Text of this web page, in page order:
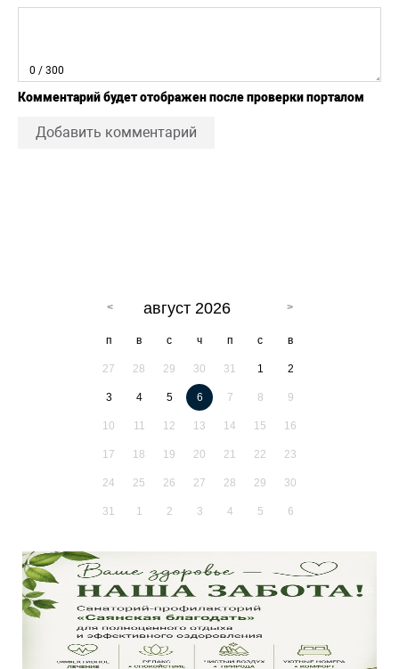
0 / 300
Комментарий будет отображен после проверки порталом
Добавить комментарий
август 2026
п в с ч п с в
27 28 29 30 31 1 2
3 4 5 6 7 8 9
10 11 12 13 14 15 16
17 18 19 20 21 22 23
24 25 26 27 28 29 30
31 1 2 3 4 5 6